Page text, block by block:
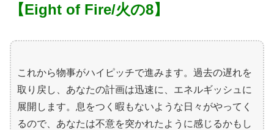
【Eight of Fire/火の8】
これから物事がハイピッチで進みます。過去の遅れを
取り戻し、あなたの計画は迅速に、エネルギッシュに
展開します。息をつく暇もないような日々がやってく
るので、あなたは不意を突かれたように感じるかもし